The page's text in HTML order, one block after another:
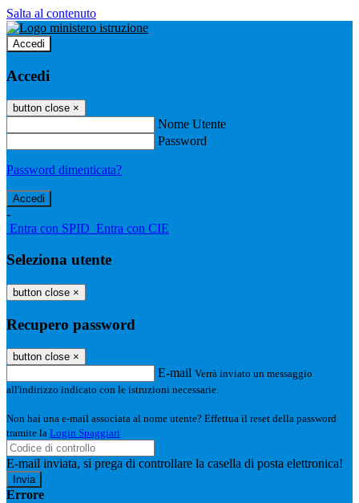
Salta al contenuto
Accedi
Accedi
button close ×
Nome Utente
Password
Password dimenticata?
-
Entra con SPID Entra con CIE
Seleziona utente
button close ×
Recupero password
button close ×
E-mail Verrà inviato un messaggio
all'indirizzo indicato con le istruzioni necessarie.
Non hai una e-mail associata al nome utente? Effettua il reset della password
tramite la Login Spaggiari
E-mail inviata, si prega di controllare la casella di posta elettronica!
Errore